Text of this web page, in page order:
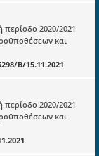
περίοδο 2020/2021
και
Β/15.11.2021
περίοδο 2020/2021
και
να συμβάλλει